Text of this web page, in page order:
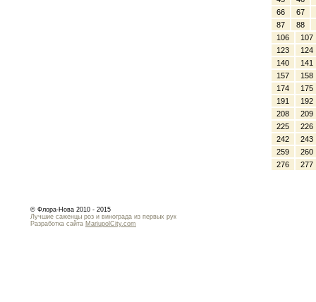
66
67
87
88
106
107
123
124
140
141
157
158
174
175
191
192
208
209
225
226
242
243
259
260
276
277
© Флора-Нова 2010 - 2015
Лучшие саженцы роз и винограда из первых рук
Разработка сайта MariupolCity.com